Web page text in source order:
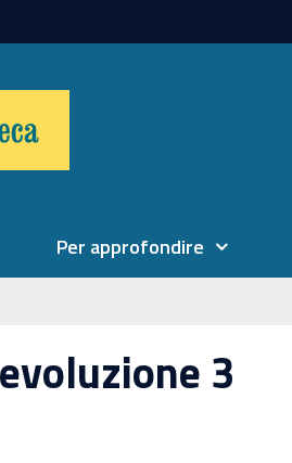
Per approfondire
3